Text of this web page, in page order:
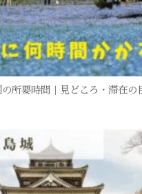
の所要時間｜見どころ・滞在の